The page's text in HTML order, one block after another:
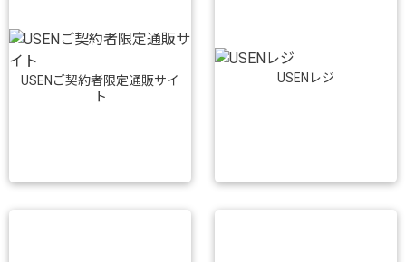
USENご契約者限定通販サイ
ト
USENレジ